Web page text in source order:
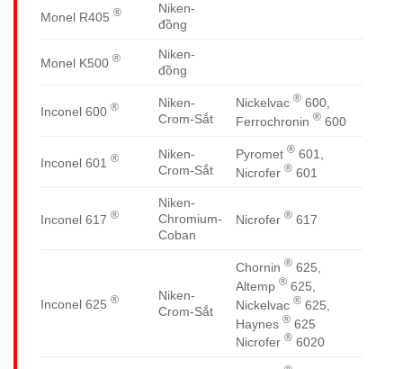
Monel R405 ®
Niken-
đồng
Monel K500 ®
Niken-
đồng
Inconel 600 ®
Niken-
Crom-Sắt
Nickelvac® 600,
Ferrochronin® 600
Inconel 601 ®
Niken-
Crom-Sắt
Pyromet® 601,
Nicrofer® 601
Inconel 617 ®
Niken-
Chromium-
Coban
Nicrofer® 617
Inconel 625 ®
Niken-
Crom-Sắt
Chornin® 625,
Altemp® 625,
Nickelvac® 625,
Haynes® 625
Nicrofer® 6020